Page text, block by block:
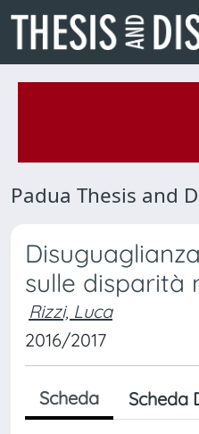
Padua Thesis and
sulle disparità
Rizzi, Luca
2016/2017
Scheda Scheda